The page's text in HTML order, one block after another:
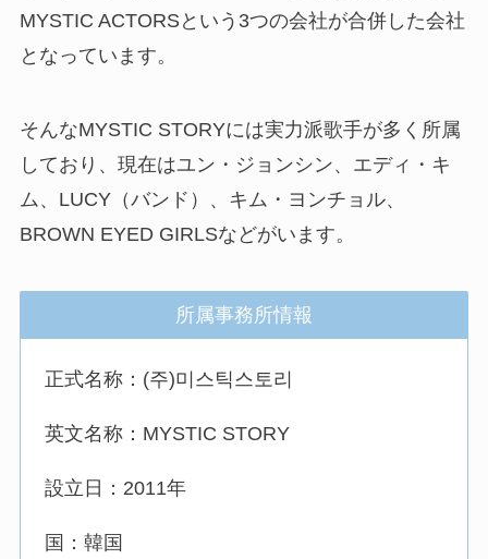
MYSTIC ACTORSという3つの会社が合併した会社
となっています。
そんなMYSTIC STORYには実力派歌手が多く所属
しており、現在はユン・ジョンシン、エディ・キ
ム、LUCY（バンド）、キム・ヨンチョル、
BROWN EYED GIRLSなどがいます。
所属事務所情報
正式名称：(주)미스틱스토리
英文名称：MYSTIC STORY
設立日：2011年
国：韓国